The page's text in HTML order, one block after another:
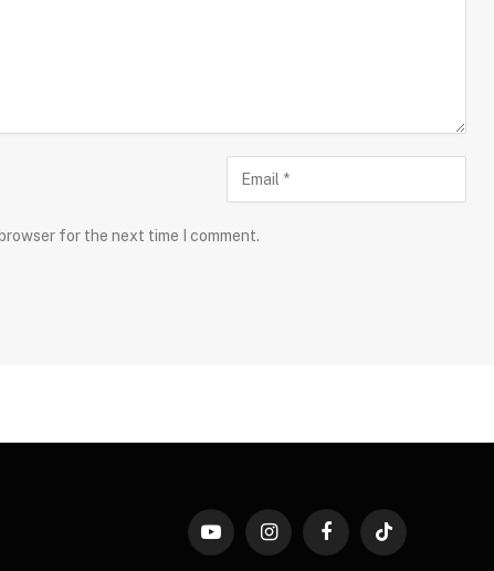
for the next time I comment.
YouTubeInstagramFacebookTikTok